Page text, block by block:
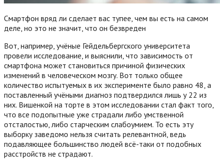
Смартфон вряд ли сделает вас тупее, чем вы есть на самом
деле, но это не значит, что он безвреден
Вот, например, учёные Гейдельбергского университета
провели исследование, и выяснили, что зависимость от
смартфона может становиться причиной физических
изменений в человеческом мозгу. Вот только общее
количество испытуемых в их эксперименте было равно 48, а
поставленный учёными диагноз подтвердился лишь у 22 из
них. Вишенкой на торте в этом исследовании стал факт того,
что все подопытные уже страдали либо умственной
отсталостью, либо старческим слабоумием. То есть эту
выборку заведомо нельзя считать релевантной, ведь
подавляющее большинство людей всё-таки от подобных
расстройств не страдают.